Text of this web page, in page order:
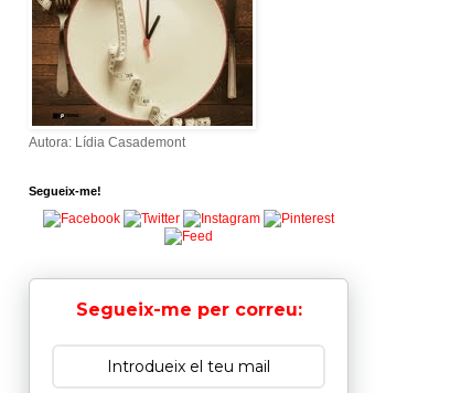
Autora: Lídia Casademont
Segueix-me!
Segueix-me per correu: